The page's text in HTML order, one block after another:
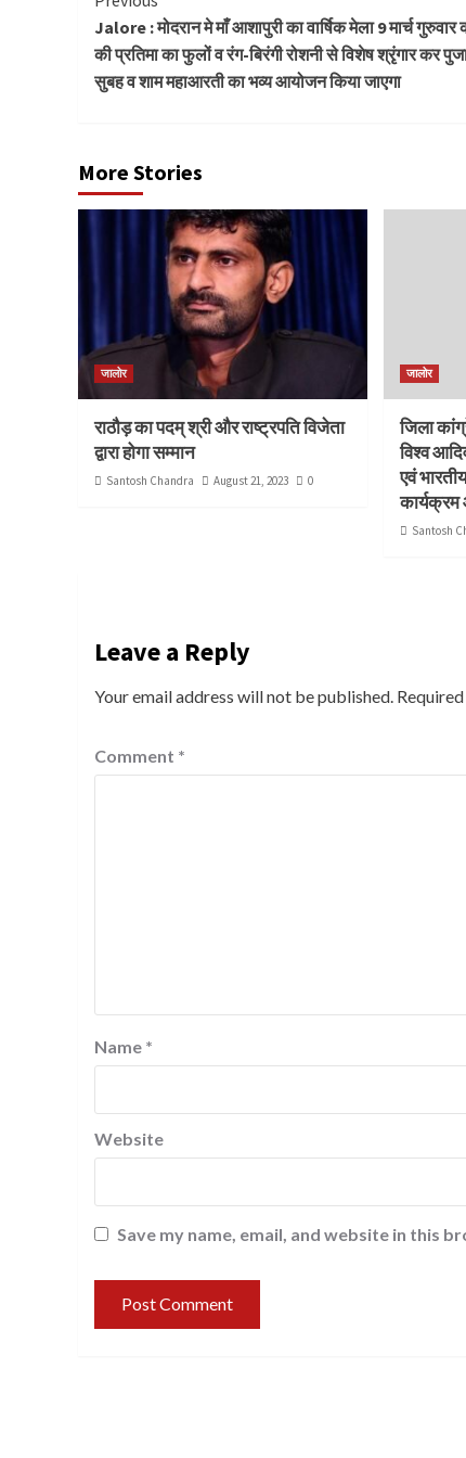
Reading
Jalore : मोदरान मे माँ आशापुरी का वार्षिक मेला 9 मार्च गुरुवार
की प्रतिमा का फुलों व रंग-बिरंगी रोशनी से विशेष श्रृंगार कर
सुबह व शाम महाआरती का भव्य आयोजन किया जाएगा
More Stories
जालोर
राठौड़ का पदम् श्री और राष्ट्रपति विजेता
द्वारा होगा सम्मान
Santosh Chandra August 21, 2023 0
जालोर
जिला
विश्व
एवं
Santosh
Leave a Reply
Your email address will not be published.
Comment *
Name *
Website
Save my name, email, and website in this